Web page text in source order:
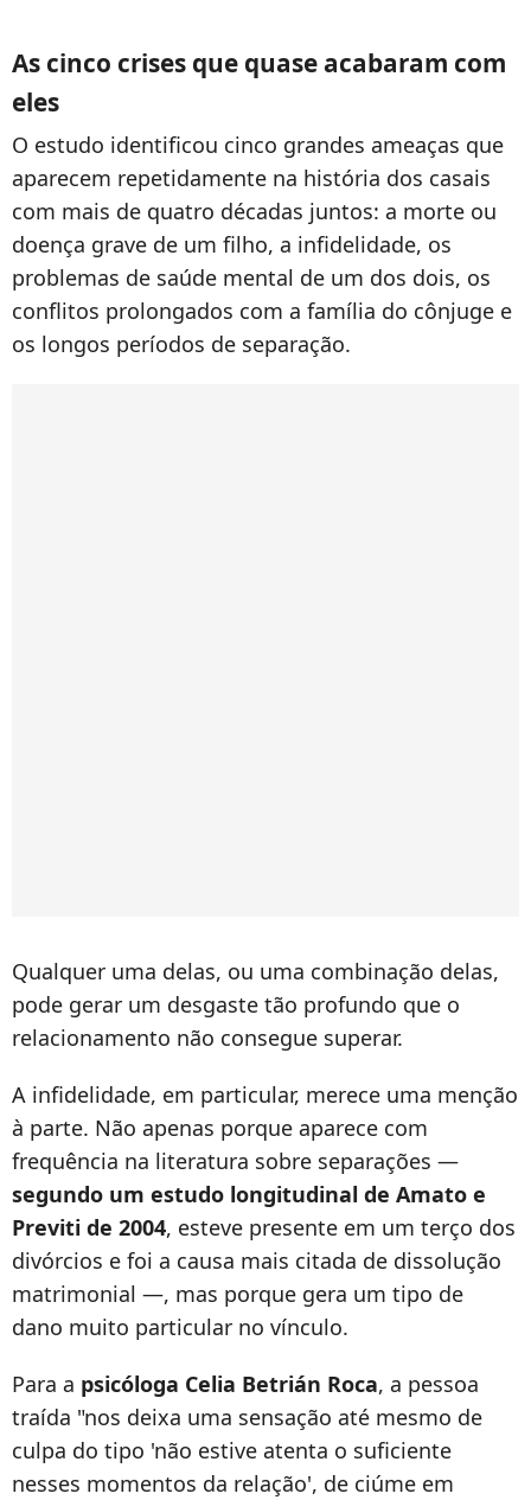
As cinco crises que quase acabaram com
eles
O estudo identificou cinco grandes ameaças que
aparecem repetidamente na história dos casais
com mais de quatro décadas juntos: a morte ou
doença grave de um filho, a infidelidade, os
problemas de saúde mental de um dos dois, os
conflitos prolongados com a família do cônjuge e
os longos períodos de separação.
Qualquer uma delas, ou uma combinação delas,
pode gerar um desgaste tão profundo que o
relacionamento não consegue superar.
A infidelidade, em particular, merece uma menção
à parte. Não apenas porque aparece com
frequência na literatura sobre separações —
segundo um estudo longitudinal de Amato e
Previti de 2004, esteve presente em um terço dos
divórcios e foi a causa mais citada de dissolução
matrimonial —, mas porque gera um tipo de
dano muito particular no vínculo.
Para a psicóloga Celia Betrián Roca, a pessoa
traída "nos deixa uma sensação até mesmo de
culpa do tipo 'não estive atenta o suficiente
nesses momentos da relação', de ciúme em